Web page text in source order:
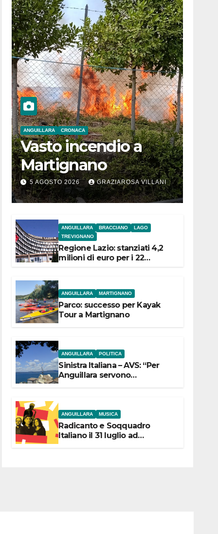
ANGUILLARA CRONACA
Vasto incendio a
Martignano
5 AGOSTO 2026 GRAZIAROSA VILLANI
ANGUILLARA BRACCIANO
LAGO
TREVIGNANO
Regione Lazio: stanziati 4,2
milioni di euro per i 22
ANGUILLARA MARTIGNANO
Parco: successo per Kayak
Tour a Martignano
ANGUILLARA POLITICA
Sinistra Italiana – AVS: “Per
Anguillara servono
ANGUILLARA MUSICA
Radicanto e Soqquadro
Italiano il 31 luglio ad